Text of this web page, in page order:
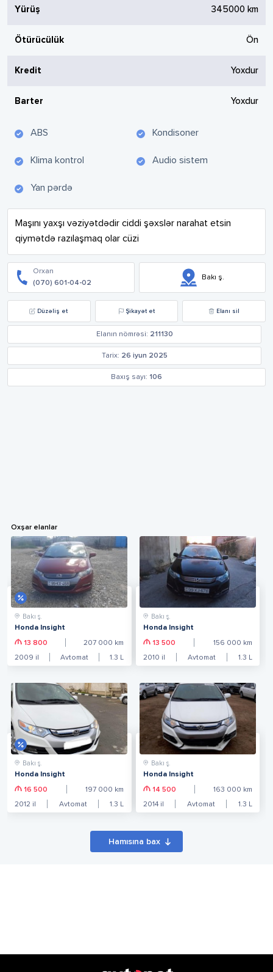
Yürüş 345000 km
Ötürücülük Ön
Kredit Yoxdur
Barter Yoxdur
ABS Kondisoner
Klima kontrol Audio sistem
Yan pərdə
Maşını yaxşı vəziyətdədir ciddi şəxslər narahat etsin
qiymətdə razılaşmaq olar cüzi
Orxan
(070) 601-04-02
Bakı ş.
Düzəliş et Şikayət et Elanı sil
Elanın nömrəsi: 211130
Tarix: 26 iyun 2025
Baxış sayı: 106
Oxşar elanlar
Bakı ş.
Honda Insight
13 800 207 000 km
2009 il Avtomat 1.3 L
Bakı ş.
Honda Insight
13 500 156 000 km
2010 il Avtomat 1.3 L
Bakı ş.
Honda Insight
16 500 197 000 km
2012 il Avtomat 1.3 L
Bakı ş.
Honda Insight
14 500 163 000 km
2014il Avtomat 1.3 L
Hamısına bax